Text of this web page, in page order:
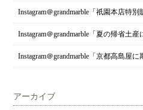
Instagram＠grandmarble「祇園本店特
Instagram＠grandmarble「夏の帰省土
Instagram＠grandmarble「京都高島屋に
アーカイブ